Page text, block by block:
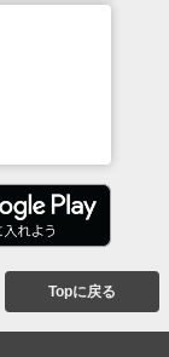
Topに戻る